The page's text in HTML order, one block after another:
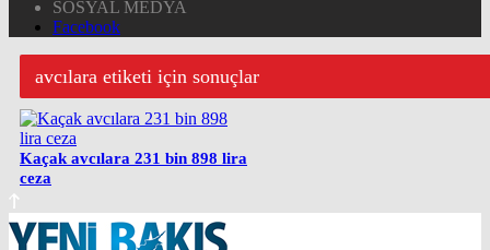
SOSYAL MEDYA
Facebook
avcılara etiketi için sonuçlar
Kaçak avcılara 231 bin 898 lira
ceza